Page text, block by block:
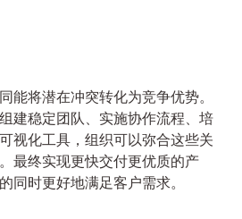
能将潜在冲突转化为竞争优势。
建稳定团队、实施协作流程、培
视化工具，组织可以弥合这些关
最终实现更快交付更优质的产
同时更好地满足客户需求。